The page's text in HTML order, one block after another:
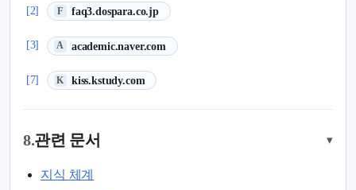
[2] F faq3.dospara.co.jp
(새 탭에서 열림)
[3] A academic.naver.com
(새 탭에서 열림)
[7] K kiss.kstudy.com
(새 탭에서 열림)
8.관련 문서 ▾
지식 체계